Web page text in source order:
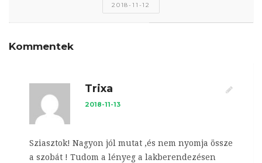
2018-11-12
Kommentek
Trixa
2018-11-13
Sziasztok! Nagyon jól mutat ,és nem nyomja össze
a szobát ! Tudom a lényeg a lakberendezésen